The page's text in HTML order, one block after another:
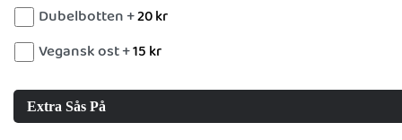
Dubelbotten +20kr
Vegansk ost +15 kr
Extra Sås På